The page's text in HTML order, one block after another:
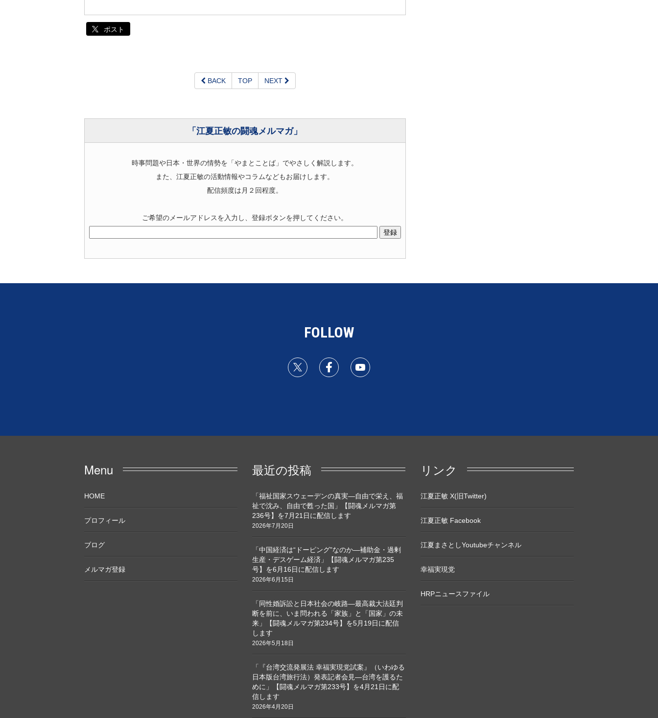
ポスト
BACK TOP NEXT
「江夏正敏の闘魂メルマガ」
時事問題や日本・世界の情勢を「やまとことば」でやさしく解説します。
また、江夏正敏の活動情報やコラムなどもお届けします。
配信頻度は月２回程度。
ご希望のメールアドレスを入力し、登録ボタンを押してください。
FOLLOW
Menu
HOME
プロフィール
ブログ
メルマガ登録
最近の投稿
「福祉国家スウェーデンの真実―自由で栄え、福
祉で沈み、自由で甦った国」【闘魂メルマガ第
236号】を7月21日に配信します
2026年7月20日
「中国経済は“ドーピング”なのか―補助金・過剰
生産・デスゲーム経済」【闘魂メルマガ第235
号】を6月16日に配信します
2026年6月15日
「同性婚訴訟と日本社会の岐路―最高裁大法廷判
断を前に、いま問われる「家族」と「国家」の未
来」【闘魂メルマガ第234号】を5月19日に配信
します
2026年5月18日
「『台湾交流発展法 幸福実現党試案』（いわゆる
日本版台湾旅行法）発表記者会見―台湾を護るた
めに」【闘魂メルマガ第233号】を4月21日に配
信します
2026年4月20日
リンク
江夏正敏 X(旧Twitter)
江夏正敏 Facebook
江夏まさとしYoutubeチャンネル
幸福実現党
HRPニュースファイル